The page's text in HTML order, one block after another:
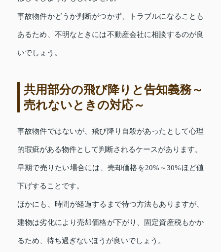
事故物件かどうか判断がつかず、トラブルになることも
あるため、不明なときには不動産会社に相談するのが良
いでしょう。
共用部分の飛び降りと告知義務～
売れないときの対応～
事故物件ではないが、飛び降り自殺があったとして心理
的瑕疵がある物件として判断されるケースがあります。
早期で売りたい場合には、売却価格を20%～30%ほど値
下げすることです。
ほかにも、時間が経過するまで待つ方法もありますが、
建物は劣化により売却価格が下がり、固定資産税もかか
るため、待ち過ぎないほうが良いでしょう。